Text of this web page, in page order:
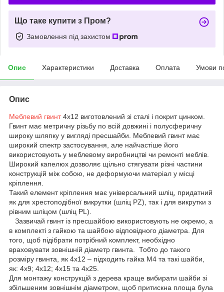
Що таке купити з Пром?
Замовлення під захистом
Опис Характеристики Доставка Оплата Умови
Опис
Меблевий гвинт4х12 виготовлений зі сталі і покрит цинком.
Гвинт має метричну різьбу по всій довжині і полусферичну
широку шляпку у вигляді пресшайби. Меблевий гвинт має
широкий спектр застосування, але найчастіше його
використовують у меблевому виробництві чи ремонті меблів.
Широкий капелюх дозволяє щільно стягувати різні частини
конструкцій між собою, не деформуючи матеріал у місці
кріплення.
Такий елемент кріплення має універсальний шліц, придатний
як для хрестоподібної викрутки (шліц PZ), так і для викрутки з
рівним шліцом (шліц PL).
Зазвичай гвинт із пресшайбою використовують не окремо, а
в комплекті з гайкою та шайбою відповідного діаметра. Для
того, щоб підібрати потрібний комплект, необхідно
враховувати зовнішній діаметр гвинта. Тобто до такого
розміру гвинта, як 4х12 – підходить гайка М4 та такі шайби,
як: 4х9; 4х12; 4х15 та 4х25.
Для монтажу конструкцій з дерева краще вибирати шайби зі
збільшеним зовнішнім діаметром, щоб притискна площа була